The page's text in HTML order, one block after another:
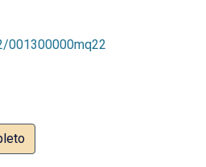
001300000mq22